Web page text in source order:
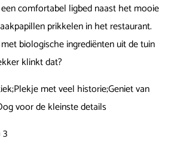
comfortabel ligbed naast het mooie
prikkelen in het restaurant.
biologische ingrediënten uit de tuin
klinkt dat?
met veel historie;Geniet van
voor de kleinste details